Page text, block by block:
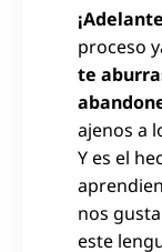
proceso
te
ajenos a
Y es el
nos
este